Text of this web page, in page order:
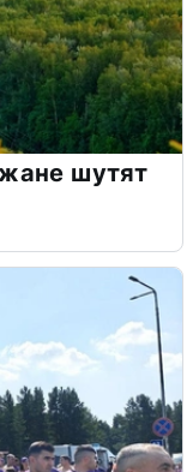
шутят